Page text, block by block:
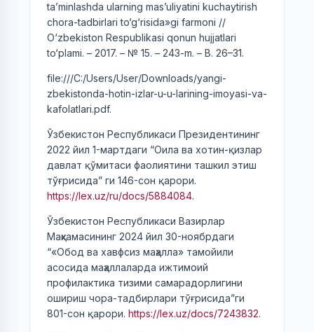
ta’minlashda ularning mas’uliyatini kuchaytirish
chora-tadbirlari to‘g‘risida»gi farmoni //
O‘zbekiston Respublikasi qonun hujjatlari
to‘plami. – 2017. – № 15. – 243-m. – B. 26–31.
file:///C:/Users/User/Downloads/yangi-
zbekistonda-hotin-izlar-u-u-larining-imoyasi-va-
kafolatlari.pdf.
Ўзбекистон Республикаси Президентининг
2022 йил 1-мартдаги “Оила ва хотин-қизлар
давлат қўмитаси фаолиятини ташкил этиш
тўғрисида” ги 146-сон қарори.
https://lex.uz/ru/docs/5884084.
Ўзбекистон Республикаси Вазирлар
Маҳкамасининг 2024 йил 30-ноябрдаги
“«Обод ва хавфсиз маҳалла» тамойили
асосида маҳаллаларда ижтимоий
профилактика тизими самарадорлигини
ошириш чора-тадбирлари тўғрисида”ги
801-сон қарори. https://lex.uz/docs/7243832.